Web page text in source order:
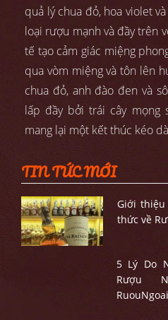
quả lý chua đỏ, hoa violet
loại rượu mạnh và đầy trên
tế tạo cảm giác miệng
qua vòm miệng và tôn lên
chua đỏ, anh đào đen và
lấp đầy bởi trái cây mọng
mang lại một kết thúc kéo
TIN TỨC MỚI
Giới thiệu
thức về
5 Lý Do
Rượu